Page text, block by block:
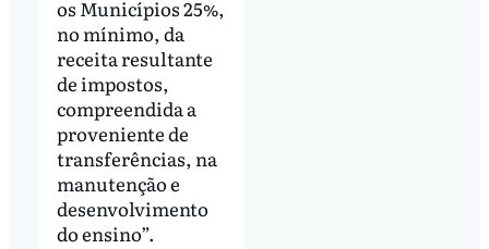
os Municípios 25%,
no mínimo, da
receita resultante
de impostos,
compreendida a
proveniente de
transferências, na
manutenção e
desenvolvimento
do ensino”.